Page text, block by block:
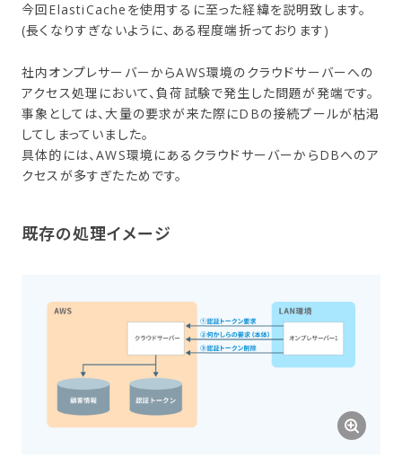
今回ElastiCacheを使用するに至った経緯を説明致します。
(長くなりすぎないように、ある程度端折っております)
社内オンプレサーバーからAWS環境のクラウドサーバーへの
アクセス処理において、負荷試験で発生した問題が発端です。
事象としては、大量の要求が来た際にDBの接続プールが枯渇
してしまっていました。
具体的には、AWS環境にあるクラウドサーバーからDBへのア
クセスが多すぎたためです。
既存の​処理イメージ